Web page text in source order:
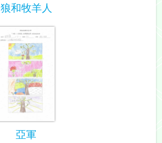
狼和牧羊人
亞軍